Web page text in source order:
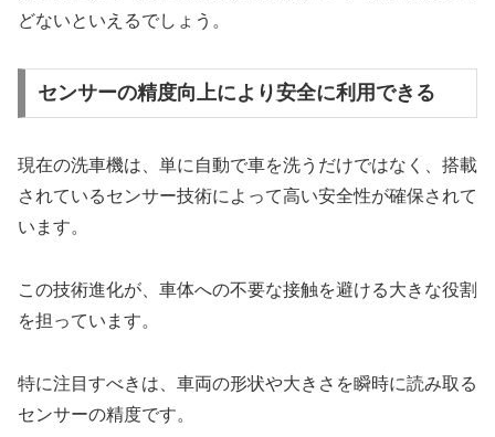
どないといえるでしょう。
センサーの精度向上により安全に利用できる
現在の洗車機は、単に自動で車を洗うだけではなく、搭載
されているセンサー技術によって高い安全性が確保されて
います。
この技術進化が、車体への不要な接触を避ける大きな役割
を担っています。
特に注目すべきは、車両の形状や大きさを瞬時に読み取る
センサーの精度です。